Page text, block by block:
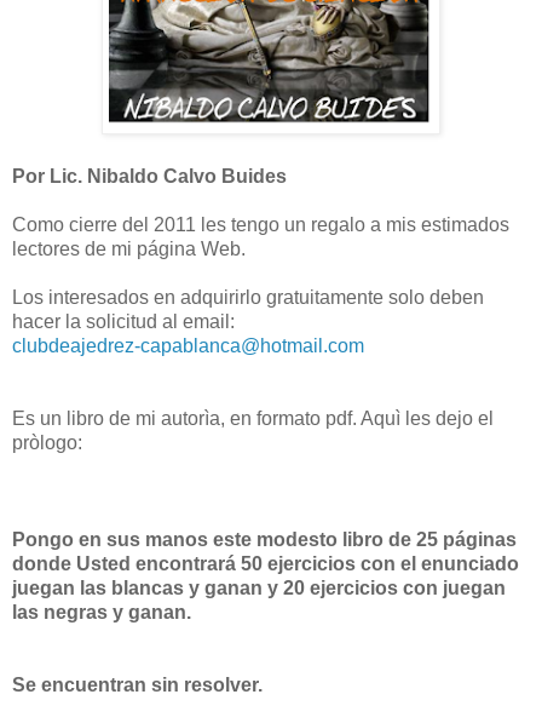
Por Lic. Nibaldo Calvo Buides
Como cierre del 2011 les tengo un regalo a mis estimados
lectores de mi página Web.
Los interesados en adquirirlo gratuitamente solo deben
hacer la solicitud al email:
clubdeajedrez-capablanca@hotmail.com
Es un libro de mi autorìa, en formato pdf. Aquì les dejo el
pròlogo:
Pongo en sus manos este modesto libro de 25 páginas
donde Usted encontrará 50 ejercicios con el enunciado
juegan las blancas y ganan y 20 ejercicios con juegan
las negras y ganan.
Se encuentran sin resolver.